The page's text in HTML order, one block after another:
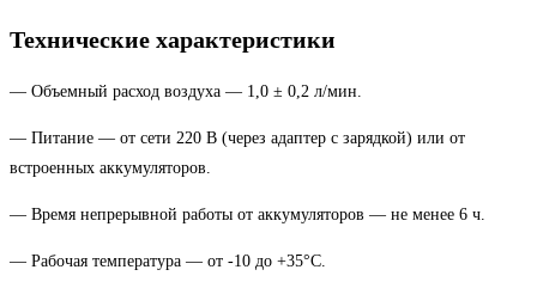
Технические характеристики
— Объемный расход воздуха — 1,0 ± 0,2 л/мин.
— Питание — от сети 220 В (через адаптер с зарядкой) или от
встроенных аккумуляторов.
— Время непрерывной работы от аккумуляторов — не менее 6 ч.
— Рабочая температура — от -10 до +35°C.